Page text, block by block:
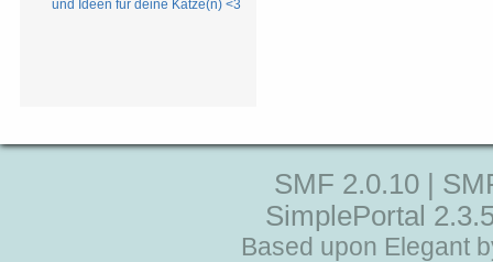
SMF 2.0.10 |
SimplePortal
Based upon Elegant